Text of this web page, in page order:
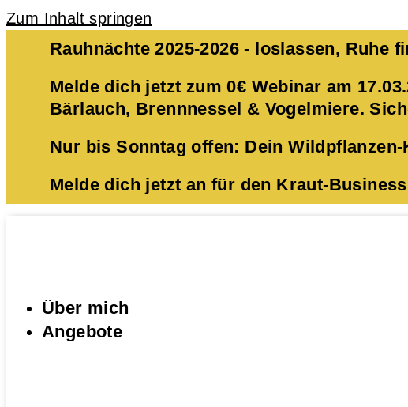
Zum Inhalt springen
Rauhnächte 2025-2026 - loslassen, Ruhe
Melde dich jetzt zum 0€ Webinar am
Bärlauch, Brennnessel & Vogelmiere.
Nur bis Sonntag offen: Dein
Melde dich jetzt an für den Kraut-
Über mich
Angebote